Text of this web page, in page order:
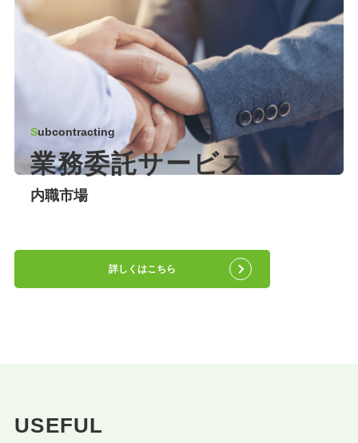
Subcontracting
業務委託サービス
内職市場
詳しくはこちら
USEFUL